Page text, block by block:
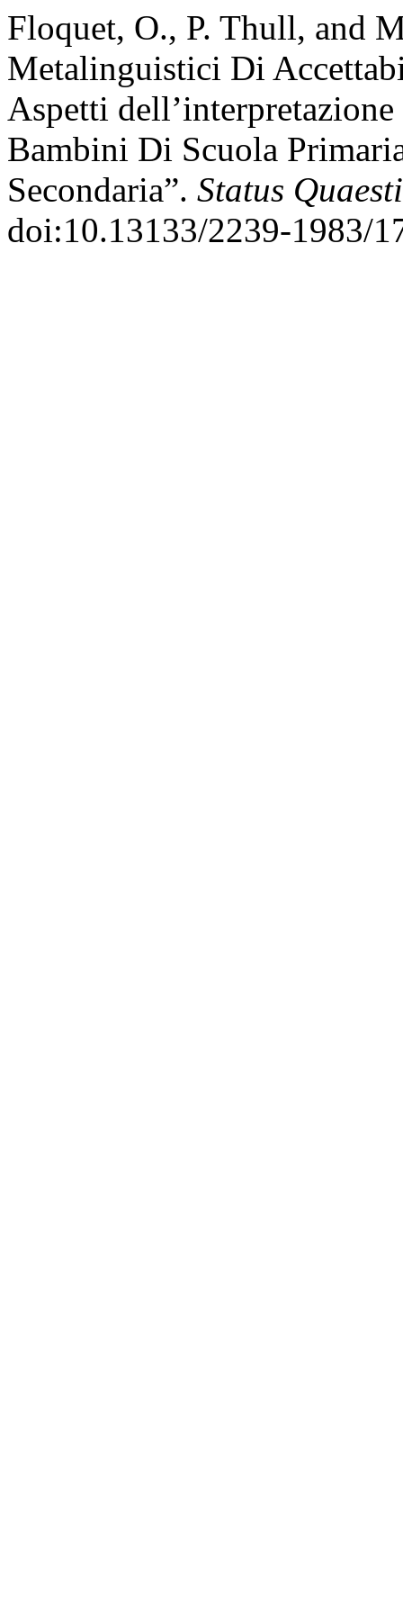
Floquet, O., P. Thull, and
Metalinguistici Di
Aspetti
Bambini Di Scuola
Secondaria”. Status
doi:10.13133/2239-1983/